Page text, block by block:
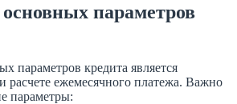
параметров
параметров кредита является
расчете ежемесячного платежа. Важно
параметры: